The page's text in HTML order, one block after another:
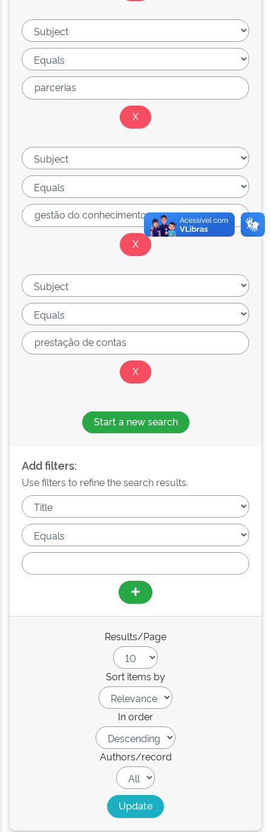
Start a new search
Add filters:
Use filters to refine the search results.
Results/Page
Sort items by
In order
Authors/record